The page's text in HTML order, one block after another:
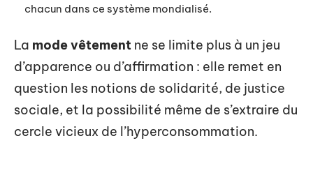
chacun dans ce système mondialisé.
La mode vêtement ne se limite plus à un jeu
d’apparence ou d’affirmation : elle remet en
question les notions de solidarité, de justice
sociale, et la possibilité même de s’extraire du
cercle vicieux de l’hyperconsommation.